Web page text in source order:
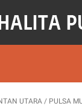
UTARA / PULSA